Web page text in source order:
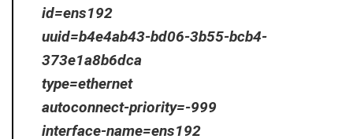
id=ens192
uuid=b4e4ab43-bd06-3b55-bcb4-
373e1a8b6dca
type=ethernet
autoconnect-priority=-999
interface-name=ens192